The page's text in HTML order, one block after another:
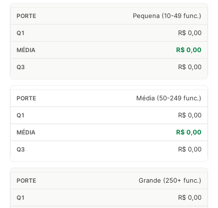
Pequena (10-49 func.)
R$ 0,00
R$ 0,00
R$ 0,00
Média (50-249 func.)
R$ 0,00
R$ 0,00
R$ 0,00
Grande (250+ func.)
R$ 0,00